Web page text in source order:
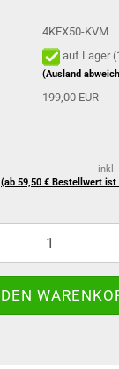
4KEX50-KVM
auf Lager
(Ausland
199,00 EUR
inkl.
(ab 59,50 € Bestellwert ist